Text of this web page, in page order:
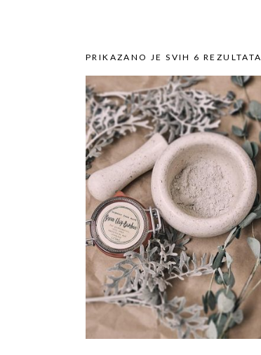
PRIKAZANO JE SVIH 6 REZULTATA